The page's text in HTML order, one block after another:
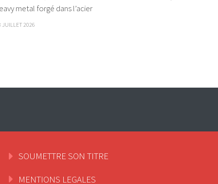
metal forgé dans l’acier
JUILLET 2026
SOUMETTRE SON TITRE
MENTIONS LEGALES